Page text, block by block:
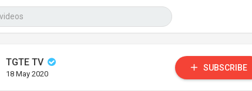
TGTE TV
18 May 2020
SUBSCRIBE